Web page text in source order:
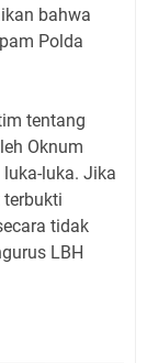
bahwa
Polda
tentang
Oknum
luka. Jika
tidak
LBH